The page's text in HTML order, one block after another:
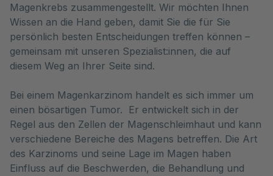
Magenkrebs zusammengestellt. Wir möchten Ihnen
Wissen an die Hand geben, damit Sie die für Sie
persönlich besten Entscheidungen treffen können –
gemeinsam mit unseren Spezialist:innen, die auf
diesem Weg an Ihrer Seite sind.
Bei einem Magenkarzinom handelt es sich immer um
einen bösartigen Tumor. Er entwickelt sich in der
Regel aus den Zellen der Magenschleimhaut und kann
verschiedene Bereiche des Magens betreffen. Die Art
des Karzinoms und seine Lage im Magen haben
Einfluss auf die Beschwerden, die Behandlung und